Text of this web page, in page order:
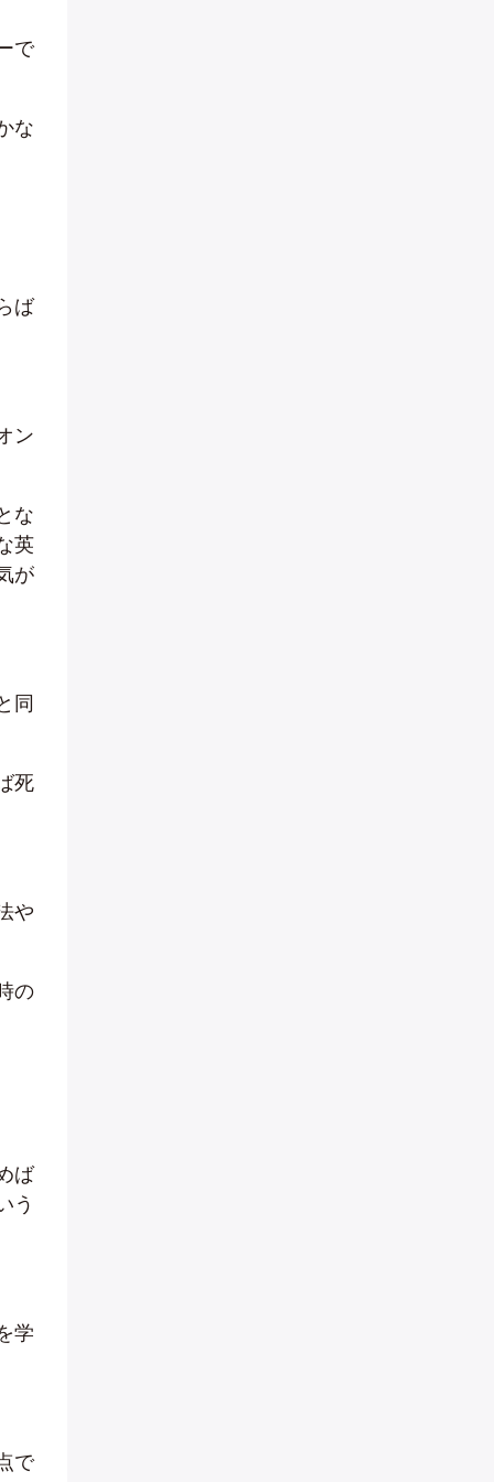
で
な
ば
ン
な
英
が
同
死
や
の
ば
う
学
で